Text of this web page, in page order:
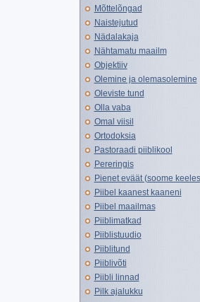
Mõttelõngad
Naistejutud
Nädalakaja
Nähtamatu maailm
Objektiiv
Olemine ja olemasolemine
Oleviste tund
Olla vaba
Omal viisil
Ortodoksia
Pastoraadi piiblikool
Pereringis
Pienet eväät (soome
Piibel kaanest kaaneni
Piibel maailmas
Piiblimatkad
Piiblistuudio
Piiblitund
Piiblivõti
Piibli linnad
Pilk ajalukku